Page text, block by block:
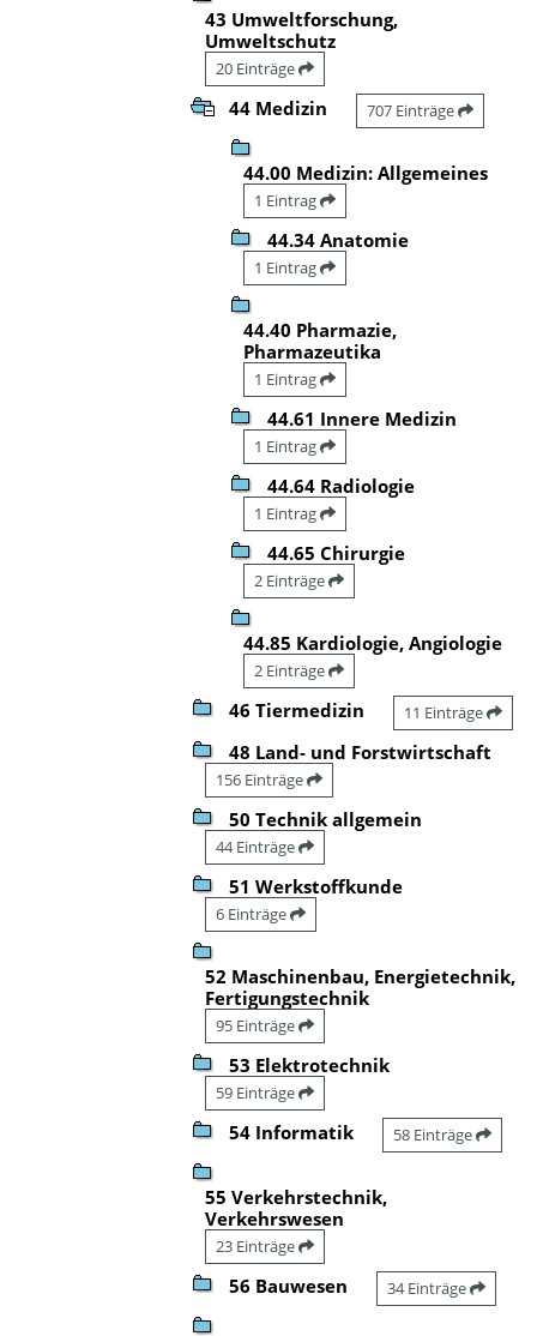
43 Umweltforschung,
Umweltschutz
20 Einträge
44 Medizin 707 Einträge
44.00 Medizin: Allgemeines
1 Eintrag
44.34 Anatomie
1 Eintrag
44.40 Pharmazie,
Pharmazeutika
1 Eintrag
44.61 Innere Medizin
1 Eintrag
44.64 Radiologie
1 Eintrag
44.65 Chirurgie
2 Einträge
44.85 Kardiologie, Angiologie
2 Einträge
46 Tiermedizin 11 Einträge
48 Land- und Forstwirtschaft
156 Einträge
50 Technik allgemein
44 Einträge
51 Werkstoffkunde
6 Einträge
52 Maschinenbau, Energietechnik,
Fertigungstechnik
95 Einträge
53 Elektrotechnik
59 Einträge
54 Informatik 58 Einträge
55 Verkehrstechnik,
Verkehrswesen
23 Einträge
56 Bauwesen 34 Einträge